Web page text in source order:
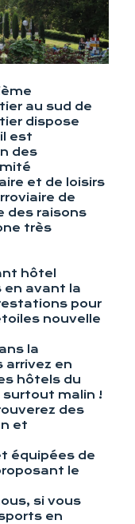
au sud de
dispose
est
des
et de loisirs
de
des raisons
très
hôtel
avant la
pour
nouvelle
la
arrivez en
hôtels du
surtout malin !
des
et
équipées de
le
si vous
en